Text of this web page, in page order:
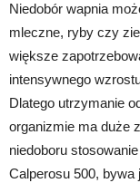
Niedobór wapnia
mleczne, ryby czy
większe
intensywnego
Dlatego utrzymanie
organizmie ma duże
niedoboru
Calperosu 500,